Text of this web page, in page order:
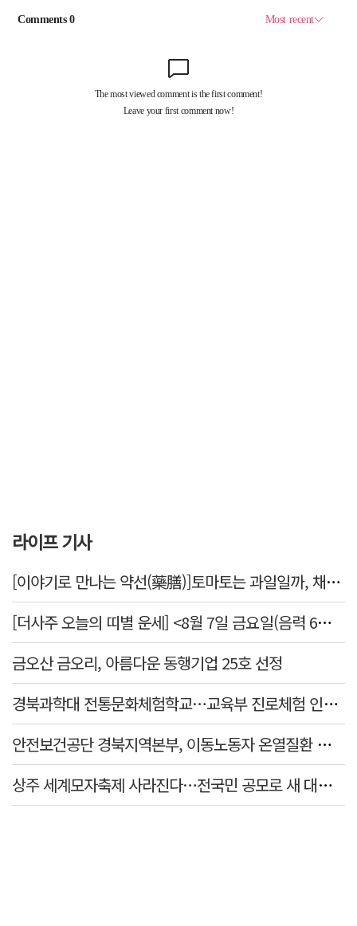
라이프 기사
[이야기로 만나는 약선(藥膳)]토마토는 과일일까, 채소일까
[더사주 오늘의 띠별 운세] <8월 7일 금요일(음력 6월25일)>
금오산 금오리, 아름다운 동행기업 25호 선정
경북과학대 전통문화체험학교…교육부 진로체험 인증기관 선정
안전보건공단 경북지역본부, 이동노동자 온열질환 예방 캠페인
상주 세계모자축제 사라진다…전국민 공모로 새 대표축제 발굴 나서